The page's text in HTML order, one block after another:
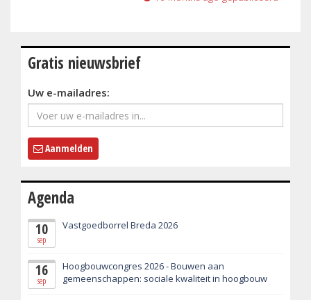
Gratis nieuwsbrief
Uw e-mailadres:
Aanmelden
Agenda
10
sep
Vastgoedborrel Breda 2026
16
sep
Hoogbouwcongres 2026 - Bouwen aan
gemeenschappen: sociale kwaliteit in hoogbouw